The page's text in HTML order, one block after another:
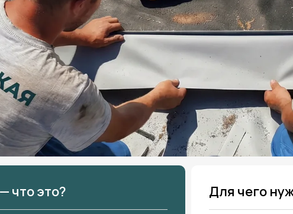
что это? Для чего